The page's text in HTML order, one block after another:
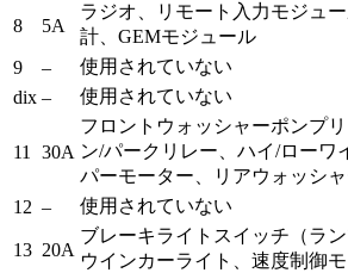
8 5A
ラジオ、リモート入力モジュ
計、GEMモジュール
9
–
使用されていない
dix – 使用されていない
11 30A
フロントウォッシャーポンプ
ン/パークリレー、ハイ/ローワ
パーモーター、リアウォッシ
12 – 使用されていない
13 20A
ブレーキライトスイッチ（ラ
ウインカーライト、速度制御